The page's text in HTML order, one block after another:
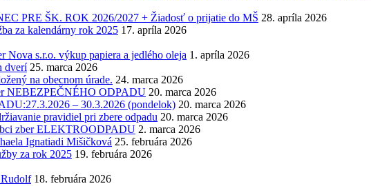
PRE ŠK. ROK 2026/2027 + Žiadosť o prijatie do MŠ 28. apríla 2026
za kalendárny rok 2025 17. apríla 2026
s.r.o. výkup papiera a jedlého oleja 1. apríla 2026
dverí 25. marca 2026
na obecnom úrade. 24. marca 2026
NEBEZPEČNÉHO ODPADU 20. marca 2026
– 30.3.2026 (pondelok) 20. marca 2026
pravidiel pri zbere odpadu 20. marca 2026
zber ELEKTROODPADU 2. marca 2026
Ignatiadi Mišičková 25. februára 2026
za rok 2025 19. februára 2026
18. februára 2026